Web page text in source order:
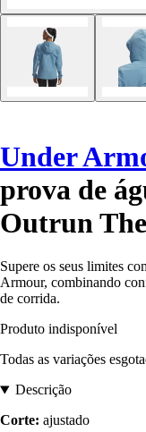
Under
prova de
Outrun
Supere os seus limites
Armour, combinando
de corrida.
Produto indisponível
Todas as variações
Descrição
Corte: ajustado